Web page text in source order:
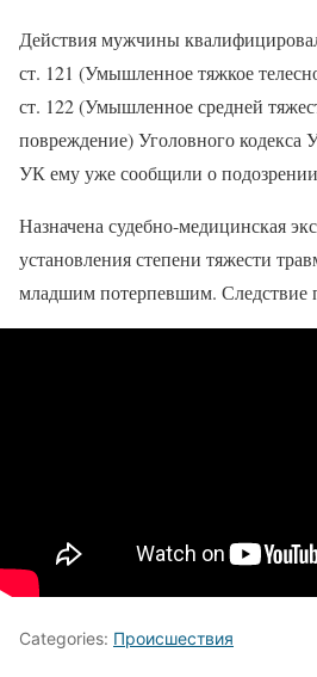
Действия мужчины
ст. 121 (Умышленное тяжкое
ст. 122 (Умышленное средней
повреждение) Уголовного кодекса
УК ему уже сообщили о
Назначена судебно-медицинская
установления степени тяжести
младшим потерпевшим. Следствие
Categories: Происшествия